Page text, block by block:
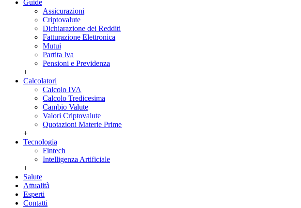
Guide
Assicurazioni
Criptovalute
Dichiarazione dei Redditi
Fatturazione Elettronica
Mutui
Partita Iva
Pensioni e Previdenza
+
Calcolatori
Calcolo IVA
Calcolo Tredicesima
Cambio Valute
Valori Criptovalute
Quotazioni Materie Prime
+
Tecnologia
Fintech
Intelligenza Artificiale
+
Salute
Attualità
Esperti
Contatti